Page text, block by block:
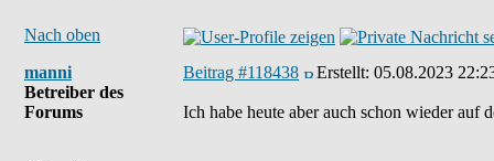
Nach oben
manni
Betreiber des
Forums
Beitrag #118438 Erstellt: 05.08.2023
Ich habe heute aber auch schon wieder auf